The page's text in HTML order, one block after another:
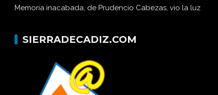
Memoria inacabada, de Prudencio Cabezas, vio la luz
SIERRADECADIZ.COM